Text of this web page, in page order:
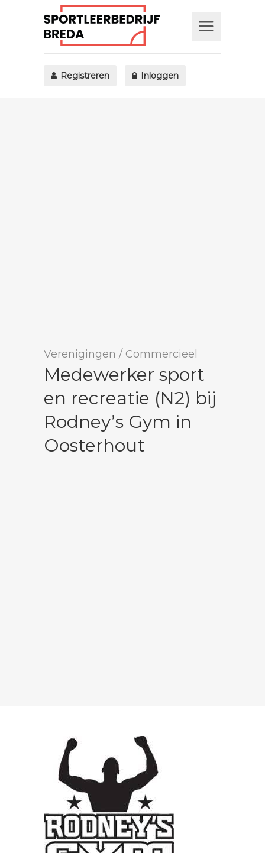
Registreren Inloggen
Verenigingen / Commercieel
Medewerker sport
en recreatie (N2) bij
Rodney’s Gym in
Oosterhout